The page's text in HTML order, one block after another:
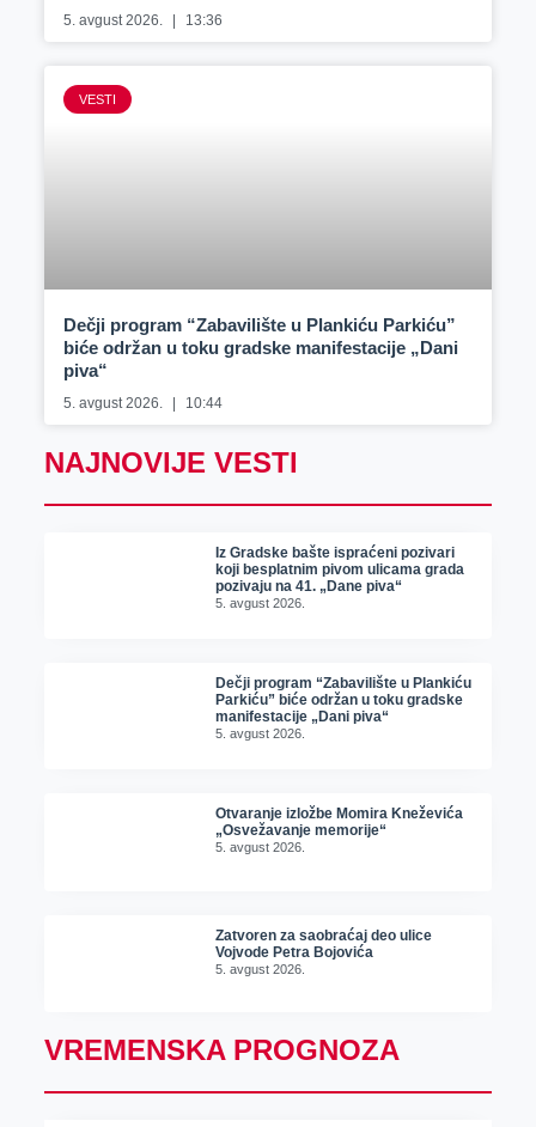
5. avgust 2026. 13:36
VESTI
Dečji program “Zabavilište u Plankiću Parkiću”
biće održan u toku gradske manifestacije „Dani
piva“
5. avgust 2026. 10:44
NAJNOVIJE VESTI
Iz Gradske bašte ispraćeni pozivari
koji besplatnim pivom ulicama grada
pozivaju na 41. „Dane piva“
5. avgust 2026.
Dečji program “Zabavilište u Plankiću
Parkiću” biće održan u toku gradske
manifestacije „Dani piva“
5. avgust 2026.
Otvaranje izložbe Momira Kneževića
„Osvežavanje memorije“
5. avgust 2026.
Zatvoren za saobraćaj deo ulice
Vojvode Petra Bojovića
5. avgust 2026.
VREMENSKA PROGNOZA